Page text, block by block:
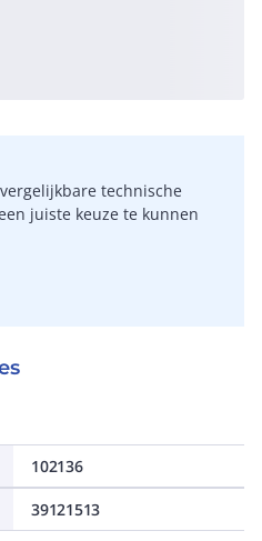
technische
juiste keuze te kunnen
102136
39121513